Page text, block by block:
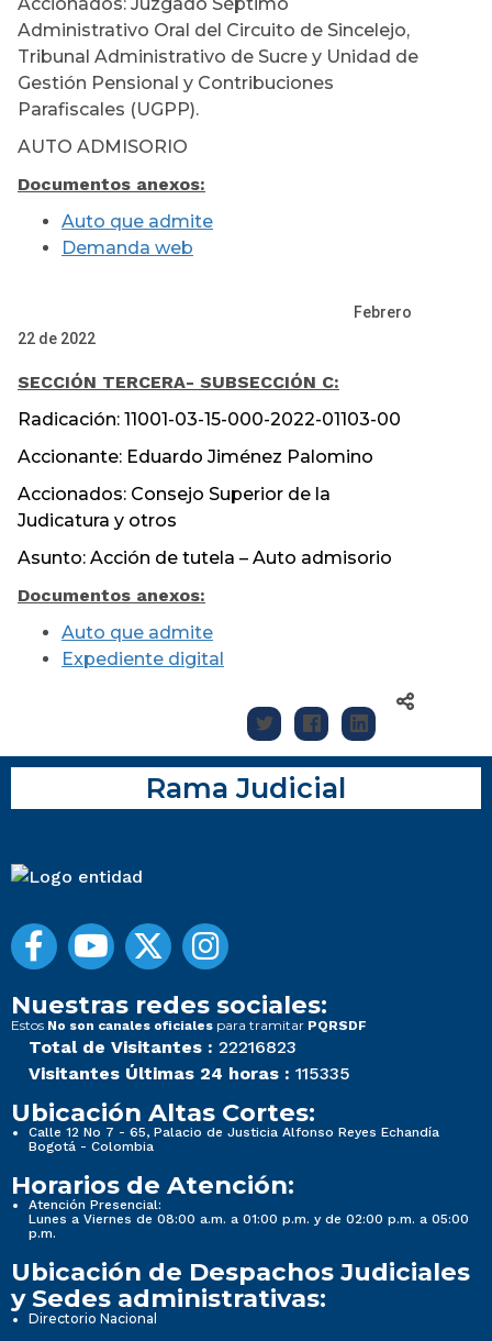
Administrativo Oral del Circuito de Sincelejo,
Tribunal Administrativo de Sucre y Unidad de
Gestión Pensional y Contribuciones
Parafiscales (UGPP).
AUTO ADMISORIO
Documentos anexos:
Auto que admite
Demanda web
Febrero
22 de 2022
SECCIÓN TERCERA- SUBSECCIÓN C:
Radicación: 11001-03-15-000-2022-01103-00
Accionante: Eduardo Jiménez Palomino
Accionados: Consejo Superior de la
Judicatura y otros
Asunto: Acción de tutela – Auto admisorio
Documentos anexos:
Auto que admite
Expediente digital
Rama Judicial
Nuestras redes sociales:
Estos No son canales oficiales para tramitar PQRSDF
Total de Visitantes : 22216823
Visitantes Últimas 24 horas : 115335
Ubicación Altas Cortes:
Calle 12 No 7 - 65, Palacio de Justicia Alfonso Reyes Echandía
Bogotá - Colombia
Horarios de Atención:
Atención Presencial:
Lunes a Viernes de 08:00 a.m. a 01:00 p.m. y de 02:00 p.m. a 05:00
p.m.
Ubicación de Despachos Judiciales
y Sedes administrativas:
Directorio Nacional